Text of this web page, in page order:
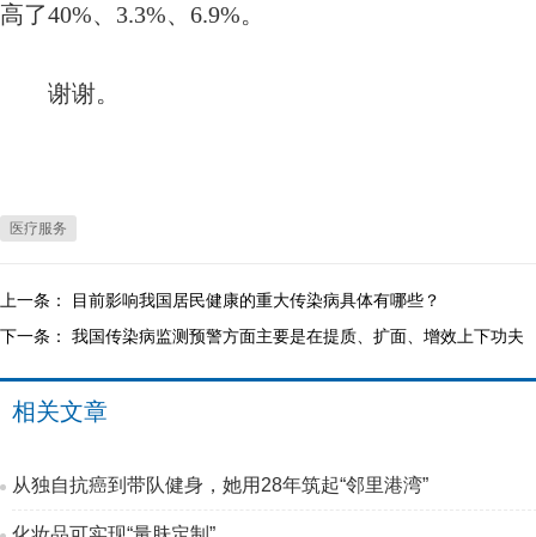
高了40%、3.3%、6.9%。
谢谢。
医疗服务
上一条：
目前影响我国居民健康的重大传染病具体有哪些？
下一条： 我国传染病监测预警方面主要是在提质、扩面、增效上下功夫
相关文章
从独自抗癌到带队健身，她用28年筑起“邻里港湾”